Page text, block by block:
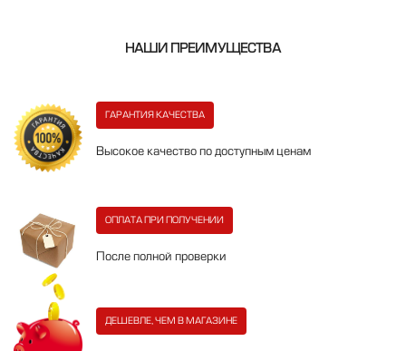
НАШИ ПРЕИМУЩЕСТВА
ГАРАНТИЯ КАЧЕСТВА
Высокое качество по доступным ценам
ОПЛАТА ПРИ ПОЛУЧЕНИИ
После полной проверки
ДЕШЕВЛЕ, ЧЕМ В МАГАЗИНЕ